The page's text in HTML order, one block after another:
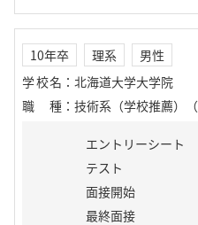
10年卒 理系
男性
学校名 ： 北海道大学大学院
職種 ： 技術系（学校推薦）
エントリーシート
テスト
面接開始
最終面接